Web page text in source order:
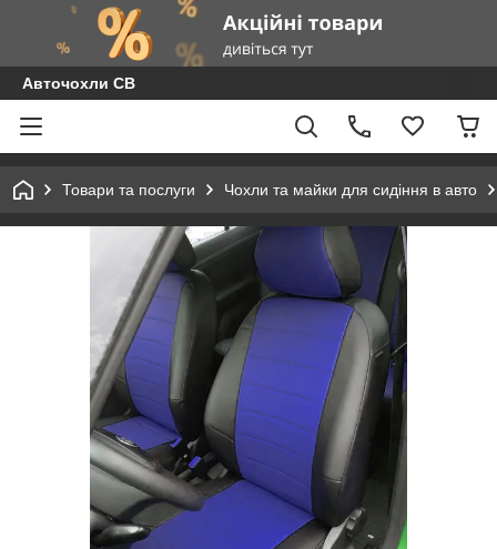
Авточохли СВ
Товари та послуги Чохли та майки для сидіння в авто